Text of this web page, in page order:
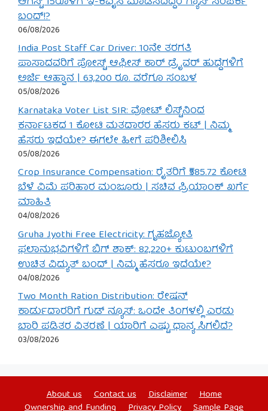
ಬಂದ್!?
06/08/2026
India Post Staff Car Driver: 10ನೇ ತರಗತಿ
ಪಾಸಾದವರಿಗೆ ಪೋಸ್ಟ್ ಆಫೀಸ್ ಕಾರ್ ಡ್ರೈವರ್ ಹುದ್ದೆಗಳಿಗೆ
ಅರ್ಜಿ ಆಹ್ವಾನ | 63,200 ರೂ. ವರೆಗೂ ಸಂಬಳ
05/08/2026
Karnataka Voter List SIR: ವೋಟ್ ಲಿಸ್ಟ್‌ನಿಂದ
ಕರ್ನಾಟಕದ 1 ಕೋಟಿ ಮತದಾರರ ಹೆಸರು ಕಟ್ | ನಿಮ್ಮ
ಹೆಸರು ಇದೆಯೇ? ಈಗಲೇ ಹೀಗೆ ಪರಿಶೀಲಿಸಿ
05/08/2026
Crop Insurance Compensation: ರೈತರಿಗೆ ₹585.72 ಕೋಟಿ
ಬೆಳೆ ವಿಮೆ ಪರಿಹಾರ ಮಂಜೂರು | ಸಚಿವ ಪ್ರಿಯಾಂಕ್ ಖರ್ಗೆ
ಮಾಹಿತಿ
04/08/2026
Gruha Jyothi Free Electricity: ಗೃಹಜ್ಯೋತಿ
ಫಲಾನುಭವಿಗಳಿಗೆ ಬಿಗ್ ಶಾಕ್: 82,220+ ಕುಟುಂಬಗಳಿಗೆ
ಉಚಿತ ವಿದ್ಯುತ್ ಬಂದ್ | ನಿಮ್ಮ ಹೆಸರೂ ಇದೆಯೇ?
04/08/2026
Two Month Ration Distribution: ರೇಷನ್
ಕಾರ್ಡುದಾರರಿಗೆ ಗುಡ್ ನ್ಯೂಸ್: ಒಂದೇ ತಿಂಗಳಲ್ಲಿ ಎರಡು
ಬಾರಿ ಪಡಿತರ ವಿತರಣೆ | ಯಾರಿಗೆ ಎಷ್ಟು ಧಾನ್ಯ ಸಿಗಲಿದೆ?
03/08/2026
About us Contact us Disclaimer
Home